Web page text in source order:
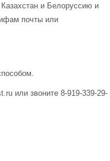
и Белоруссию и
почты или
или звоните 8-919-339-29-